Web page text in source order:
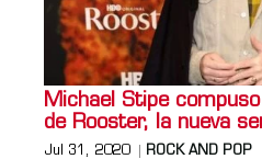
Michael Stipe
de Rooster, la nueva
Jul 31, 2020 ROCK AND POP